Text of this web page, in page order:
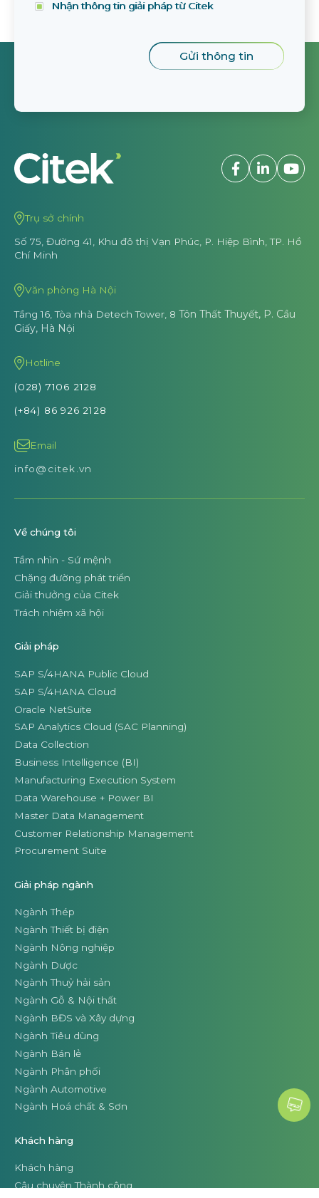
Nhận thông tin giải pháp từ Citek
Trụ sở chính
Số 75, Đường 41, Khu đô thị Vạn Phúc, P. Hiệp Bình, TP. Hồ
Chí Minh
Văn phòng Hà Nội
Tầng 16, Tòa nhà Detech Tower, 8 Tôn Thất Thuyết, P. Cầu
Giấy, Hà Nội
Hotline
(028) 7106 2128
(+84) 86 926 2128
Email
info@citek.vn
Về chúng tôi
Tầm nhìn - Sứ mệnh
Chặng đường phát triển
Giải thưởng của Citek
Trách nhiệm xã hội
Giải pháp
SAP S/4HANA Public Cloud
SAP S/4HANA Cloud
Oracle NetSuite
SAP Analytics Cloud (SAC Planning)
Data Collection
Business Intelligence (BI)
Manufacturing Execution System
Data Warehouse + Power BI
Master Data Management
Customer Relationship Management
Procurement Suite
Giải pháp ngành
Ngành Thép
Ngành Thiết bị điện
Ngành Nông nghiệp
Ngành Dược
Ngành Thuỷ hải sản
Ngành Gỗ & Nội thất
Ngành BĐS và Xây dựng
Ngành Tiêu dùng
Ngành Bán lẻ
Ngành Phân phối
Ngành Automotive
Ngành Hoá chất & Sơn
Khách hàng
Khách hàng
Câu chuyện Thành công